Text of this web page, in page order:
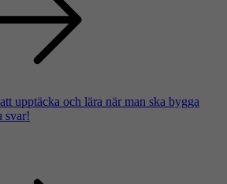
upptäcka och lära när man ska bygga
svar!